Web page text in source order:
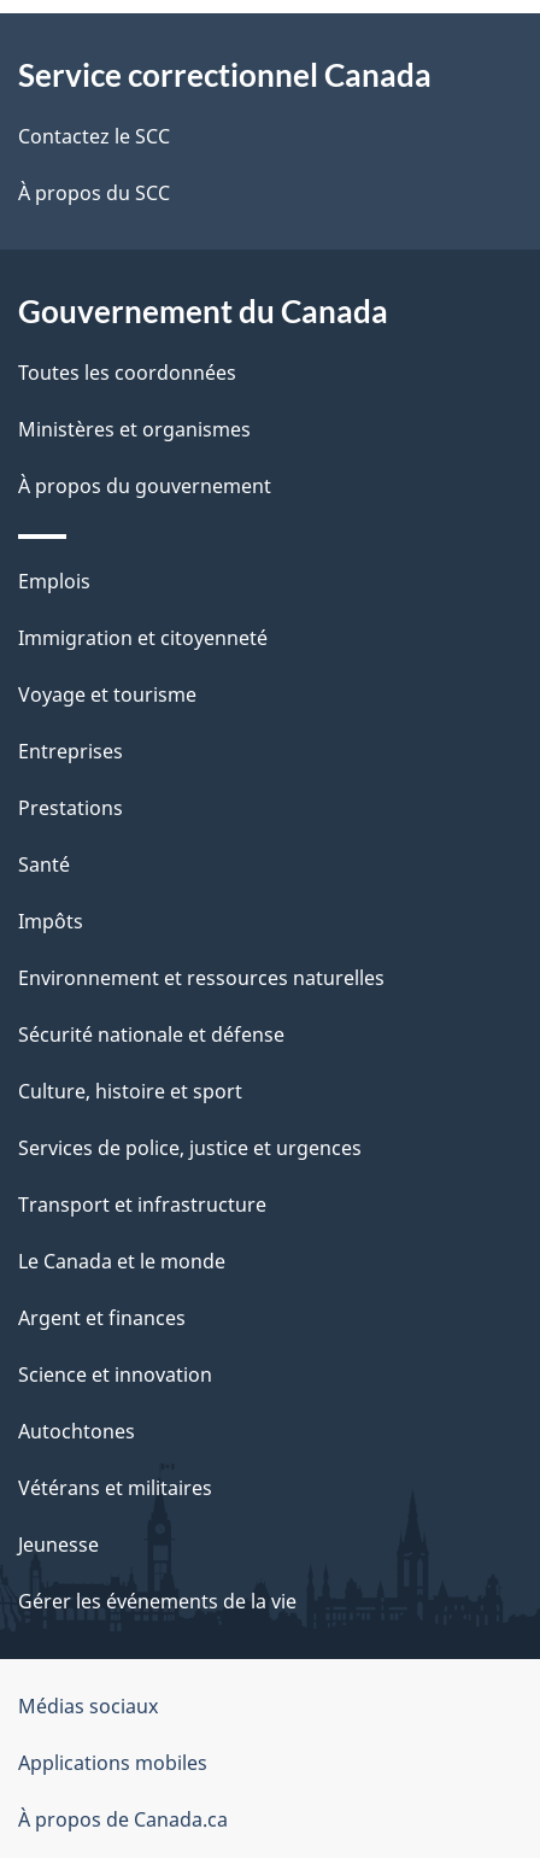
i
l
s
e
a
propos
de
ce
Service correctionnel Canada
Contactez le SCC
À propos du SCC
Gouvernement du Canada
Toutes les coordonnées
Ministères et organismes
À propos du gouvernement
Thèmes
sujets
Emplois
Immigration et citoyenneté
Voyage et tourisme
Entreprises
Prestations
Santé
Impôts
Environnement et ressources naturelles
Sécurité nationale et défense
Culture, histoire et sport
Services de police, justice et urgences
Transport et infrastructure
Le Canada et le monde
Argent et finances
Science et innovation
Autochtones
Vétérans et militaires
Jeunesse
Gérer les événements de la vie
Organisation
du
gouvernement
du
Médias sociaux
Applications mobiles
À propos de Canada.ca